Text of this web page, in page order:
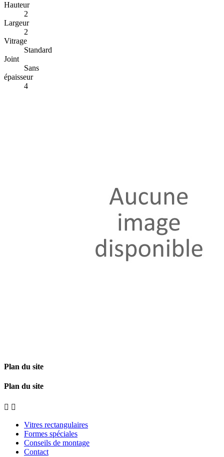
Hauteur
2
Largeur
2
Vitrage
Standard
Joint
Sans
épaisseur
4
Plan du site
Plan du site
 
Vitres rectangulaires
Formes spéciales
Conseils de montage
Contact